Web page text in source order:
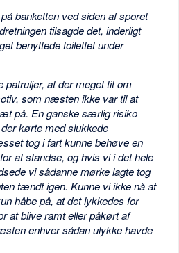
banketten ved siden af sporet
tilsagde det, inderligt
benyttede toilettet under
patruljer, at der meget tit om
som næsten ikke var til at
på. En ganske særlig risiko
kørte med slukkede
tog i fart kunne behøve en
at standse, og hvis vi i det hele
vi sådanne mørke lagte tog
tændt igen. Kunne vi ikke nå at
håbe på, at det lykkedes for
at blive ramt eller påkørt af
enhver sådan ulykke havde